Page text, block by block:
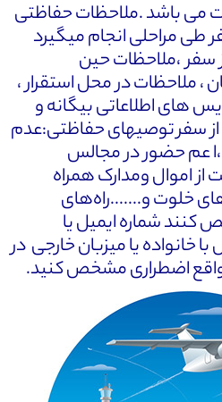
می باشد .ملاحظات حفاظتی
طی مراحلی انجام میگیرد
سفر ،ملاحظات حین
، ملاحظات در محل استقرار ،
های اطلاعاتی بیگانه و
سفر توصیهای حفاظتی:عدم
،ا عم حضور در مجالس
اموال ومدارک همراه
خلوت و.......راه‌های
کنند شماره ایمیل یا
خانواده یا میزبان خارجی در
اضطراری مشخص کنید.